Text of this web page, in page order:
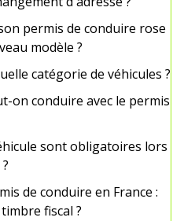
permis de conduire rose
modèle ?
catégorie de véhicules ?
on conduire avec le permis
sont obligatoires lors
de conduire en France :
fiscal ?